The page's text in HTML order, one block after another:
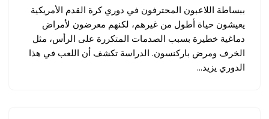
ببساطة اللاعبون المحترفون في دوري كرة القدم الأمريكية
يعيشون حياة أطول من غيرهم، لكنهم معرضون لأمراض
دماغية خطيرة بسبب الصدمات المتكررة على الرأس، مثل
الخرف ومرض باركنسون. الدراسة تكشف أن اللعب في هذا
الدوري يزيد…